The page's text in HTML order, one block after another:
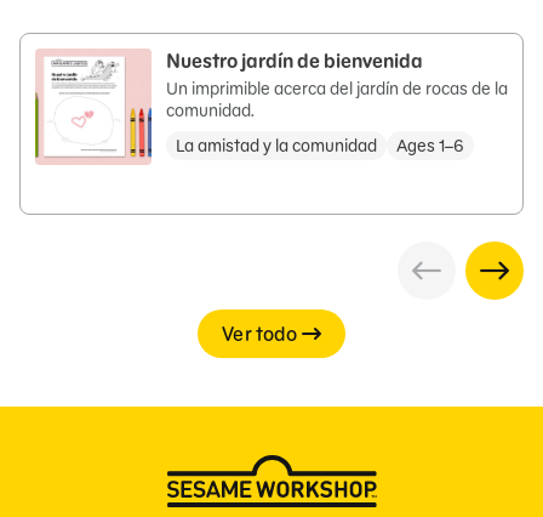
Nuestro jardín de bienvenida
Un imprimible acerca del jardín de rocas de la
comunidad.
La amistad y la comunidad
Ages 1–6
Ver todo